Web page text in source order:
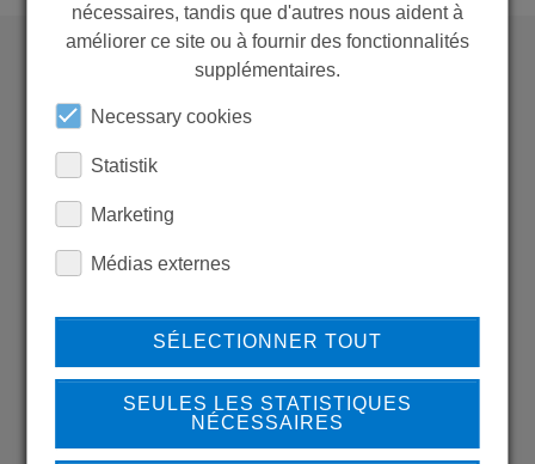
LEARN MORE ABOUT
OUR REFERENCES
nécessaires, tandis que d'autres nous aident à
améliorer ce site ou à fournir des fonctionnalités
supplémentaires.
Necessary cookies
Statistik
Marketing
Médias externes
SÉLECTIONNER TOUT
SEULES LES STATISTIQUES
NÉCESSAIRES